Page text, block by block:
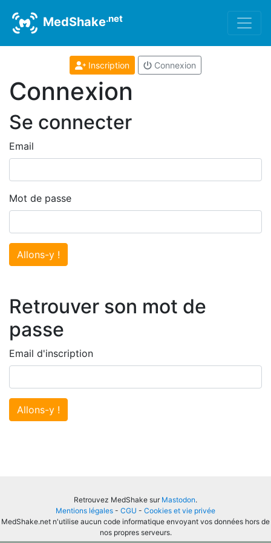
MedShake.net
Inscription Connexion
Connexion
Se connecter
Email
Mot de passe
Allons-y !
Retrouver son mot de
passe
Email d'inscription
Allons-y !
Retrouvez MedShake sur Mastodon.
Mentions légales - CGU - Cookies et vie privée
MedShake.net n'utilise aucun code informatique envoyant vos données hors de
nos propres serveurs.